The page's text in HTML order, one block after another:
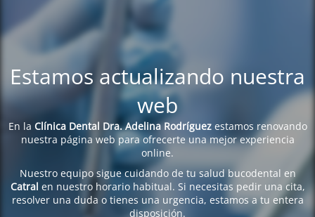
Estamos actualizando nuestra
web
En la Clínica Dental Dra. Adelina Rodríguezestamos renovando
nuestra página web para ofrecerte una mejor experiencia
online.
Nuestro equipo sigue cuidando de tu salud bucodental en
Catral en nuestro horario habitual. Si necesitas pedir una cita,
resolver una duda o tienes una urgencia, estamos a tu entera
disposición.